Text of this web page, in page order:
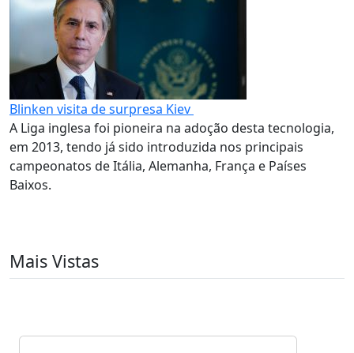
Blinken visita de surpresa Kiev
A Liga inglesa foi pioneira na adoção desta tecnologia,
em 2013, tendo já sido introduzida nos principais
campeonatos de Itália, Alemanha, França e Países
Baixos.
Mais Vistas